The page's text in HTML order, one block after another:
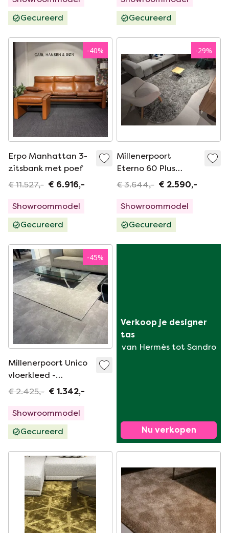
Gecureerd
Gecureerd
-40%
Erpo Manhattan 3-
zitsbank met poef
€ 11.527,- € 6.916,-
Showroommodel
Gecureerd
-29%
Millenerpoort
Eterno 60 Plus
vloerkleed - 225x315
€ 3.644,- € 2.590,-
Showroommodel
Gecureerd
-45%
Millenerpoort Unico
vloerkleed -
250x200
€ 2.425,- € 1.342,-
Showroommodel
Gecureerd
Verkoop je designer
tas
van Hermès tot Sandro
Nu verkopen